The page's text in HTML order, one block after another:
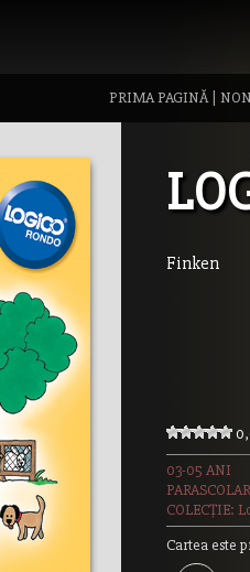
PRIMA PAGINĂ|
Finken
03-05 ANI
COLECȚIE:
Cartea este